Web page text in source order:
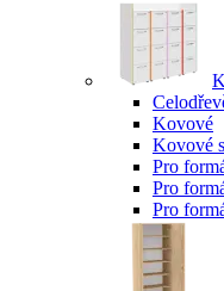
Kovové
Kovové
Pro
Pro
Pro